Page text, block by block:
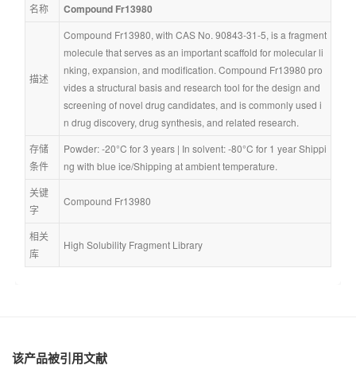
名称 Compound Fr13980
描述
Compound Fr13980, with CAS No. 90843-31-5, is a fragment
molecule that serves as an important scaffold for molecular li
nking, expansion, and modification. Compound Fr13980 pro
vides a structural basis and research tool for the design and
screening of novel drug candidates, and is commonly used i
n drug discovery, drug synthesis, and related research.
存储
条件
Powder: -20°C for 3 years | In solvent: -80°C for 1 year Shippi
ng with blue ice/Shipping at ambient temperature.
关键
字
Compound Fr13980
相关
库
High Solubility Fragment Library
该产品被引用文献